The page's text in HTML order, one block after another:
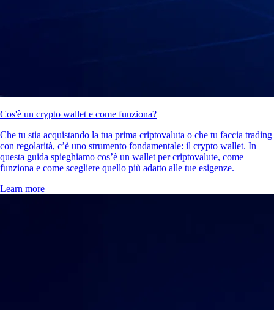
Cos'è un crypto wallet e come funziona?
Che tu stia acquistando la tua prima criptovaluta o che tu faccia trading
con regolarità, c’è uno strumento fondamentale: il crypto wallet. In
questa guida spieghiamo cos’è un wallet per criptovalute, come
funziona e come scegliere quello più adatto alle tue esigenze.
Learn more